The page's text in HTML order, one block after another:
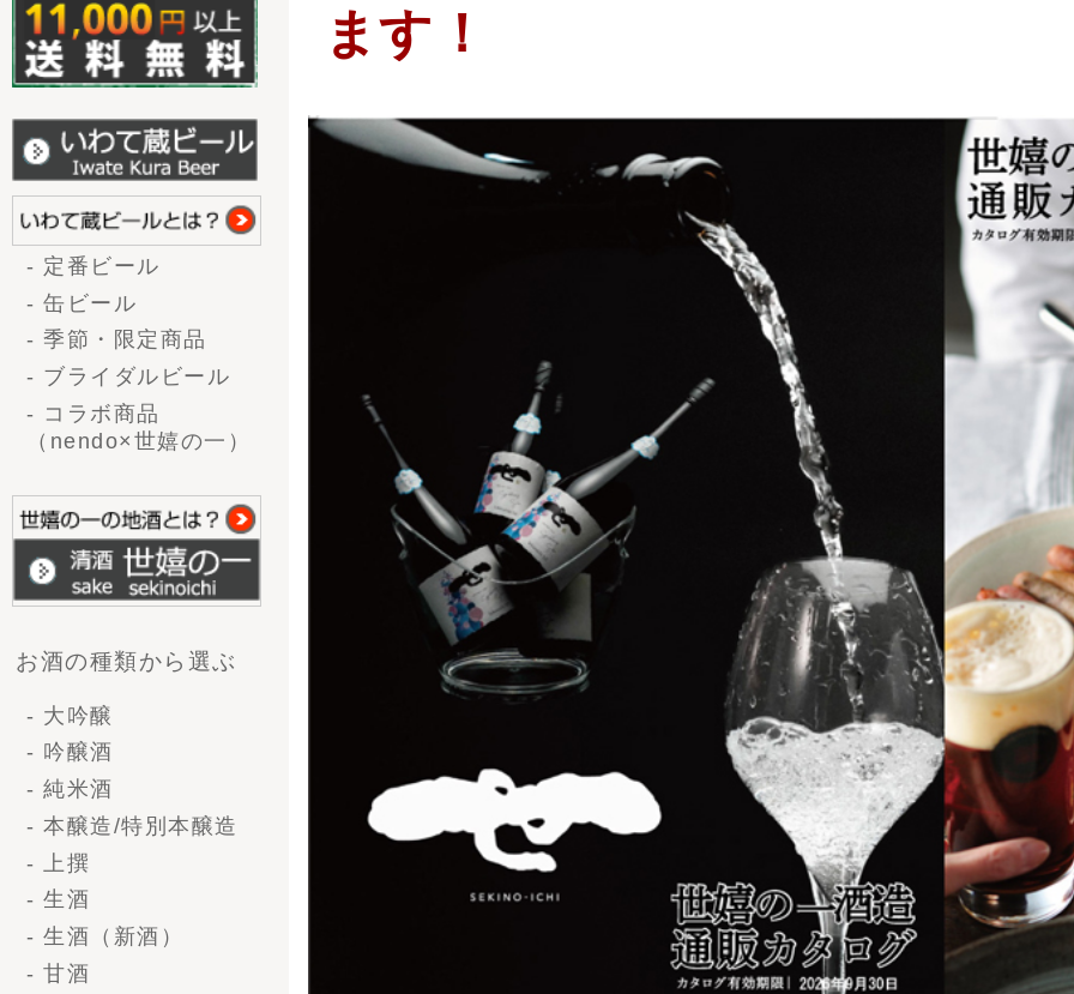
- 定番ビール
- 缶ビール
- ブライダルビール
- コラボ商品
お酒の種類から選ぶ
- 大吟醸
- 吟醸酒
- 上撰
- 生酒
- 生酒（新酒）
- 甘酒
- 辛口
- やや辛口
- やや甘口
- 甘口
企画から選ぶ
- 送料無料
- 季節商品
- 限定商品
容量で選ぶ
お手元にお届けした「7月のギフトカタログ最新版」をご覧頂きながら商品を検索頂
お電話でのお問い合わせは9：00～18：00
FAXでのご注文、お問い合わせは24時間受け付けております。
（メールでのお問い合わせ）は
staff@sekinoichi.co.jpまで
FAX:0191-21-1143